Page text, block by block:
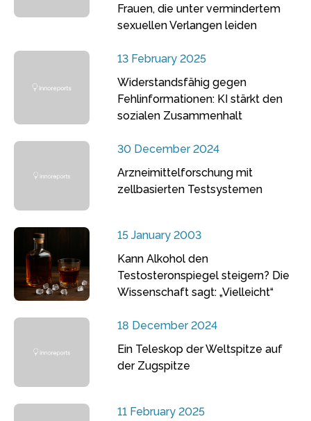
Frauen, die unter vermindertem
sexuellen Verlangen leiden
13 February 2025
Widerstandsfähig gegen
Fehlinformationen: KI stärkt den
sozialen Zusammenhalt
30 December 2024
Arzneimittelforschung mit
zellbasierten Testsystemen
15 January 2003
Kann Alkohol den
Testosteronspiegel steigern? Die
Wissenschaft sagt: „Vielleicht“
18 December 2024
Ein Teleskop der Weltspitze auf
der Zugspitze
11 February 2025